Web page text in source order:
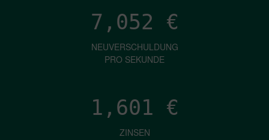
7,052 €
NEUVERSCHULDUNG
PRO SEKUNDE
1,601 €
ZINSEN